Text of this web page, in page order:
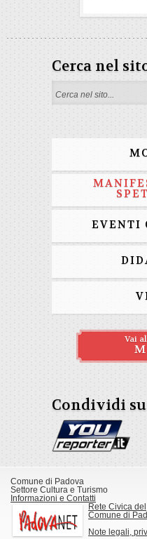
Cerca nel
Form di
EVENTI
Vai
Condividi
Comune di Padova
Settore Cultura e Turismo
Informazioni e Contatti
Rete Civica del
Comune di
Note legali,